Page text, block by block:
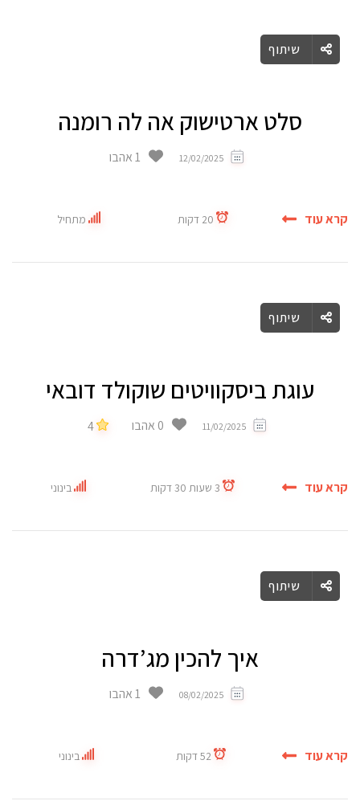
סלט ארטישוק אה לה רומנה
12/02/2025 1 אהבו
קרא עוד 20 דקות מתחיל
עוגת ביסקוויטים שוקולד דובאי
11/02/2025 0 אהבו 4
קרא עוד 3 שעות 30 דקות בינוני
איך להכין מג’דרה
08/02/2025 1 אהבו
קרא עוד 52 דקות בינוני